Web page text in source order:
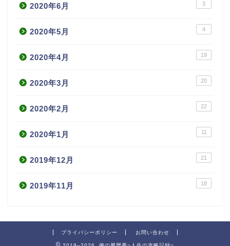
2020年6月 3
2020年5月 4
2020年4月 19
2020年3月 20
2020年2月 22
2020年1月 11
2019年12月 21
2019年11月 18
プライバシーポリシー お問い合わせ